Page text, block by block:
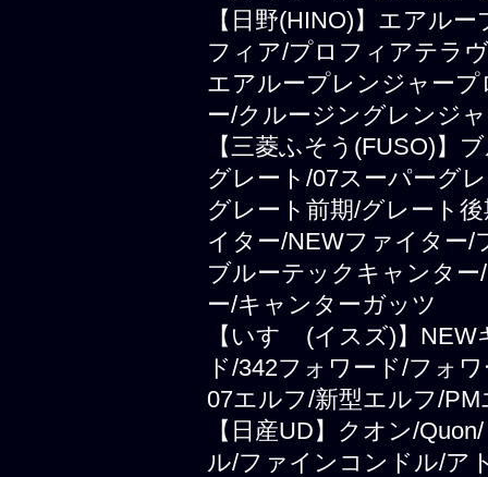
【日野(HINO)】エアル
フィア/プロフィアテラ
エアループレンジャー
ー/クルージングレンジ
【三菱ふそう(FUSO)】
グレート/07スーパーグ
グレート前期/グレート
イター/NEWファイター/
ブルーテックキャンタ
ー/キャンターガッツ
【いすゞ(イスズ)】
ド/342フォワード/フォ
07エルフ/新型エルフ/
【日産UD】クオン/
ル/ファインコンドル/ア